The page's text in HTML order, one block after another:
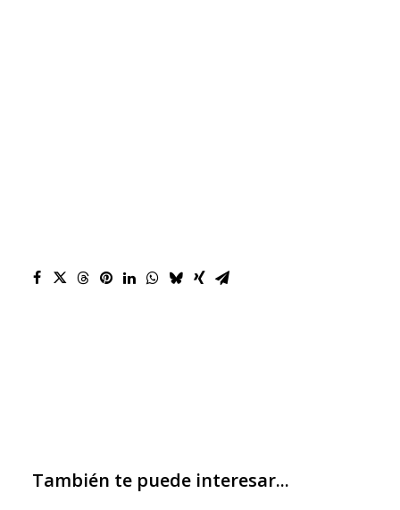
También te puede interesar...